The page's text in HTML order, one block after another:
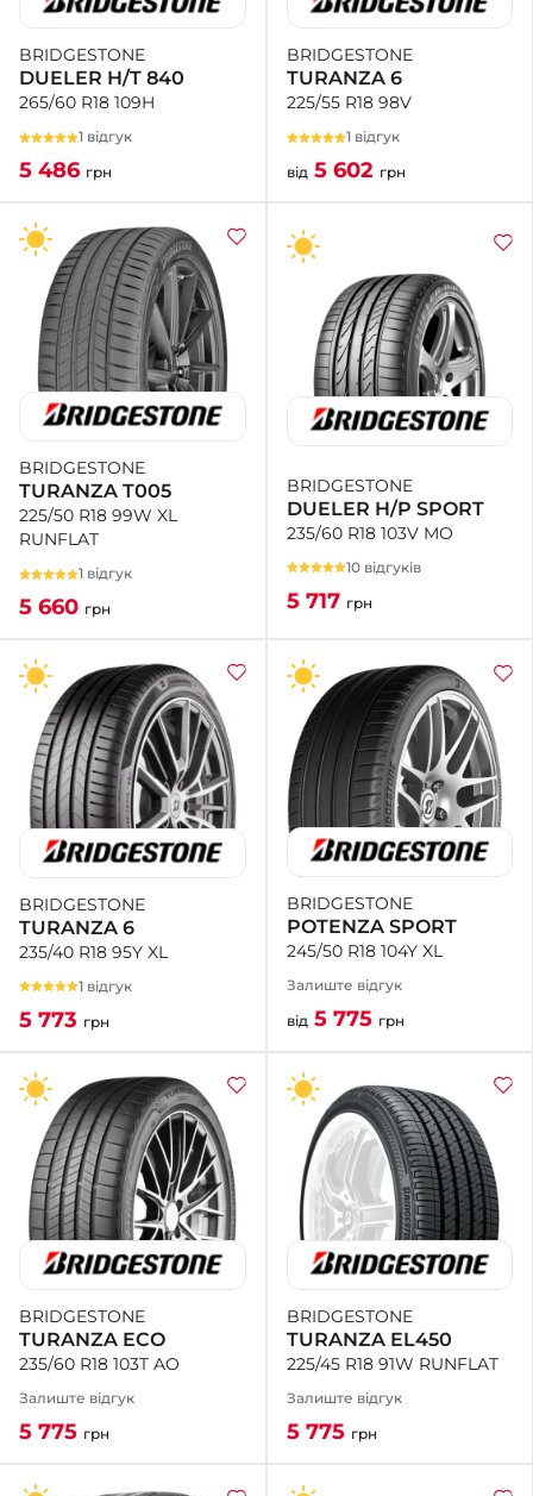
BRIDGESTONE
DUELER H/T 840
265/60 R18 109H
1 відгук
5 486 грн
BRIDGESTONE
TURANZA 6
225/55 R18 98V
1 відгук
від 5 602 грн
BRIDGESTONE
TURANZA T005
225/50 R18 99W XL
RUNFLAT
1 відгук
5 660 грн
BRIDGESTONE
DUELER H/P SPORT
235/60 R18 103V MO
10 відгуків
5 717 грн
BRIDGESTONE
TURANZA 6
235/40 R18 95Y XL
1 відгук
5 773 грн
BRIDGESTONE
POTENZA SPORT
245/50 R18 104Y XL
Залиште відгук
від 5 775 грн
BRIDGESTONE
TURANZA ECO
235/60 R18 103T AO
Залиште відгук
5 775 грн
BRIDGESTONE
TURANZA EL450
225/45 R18 91W RUNFLAT
Залиште відгук
5 775 грн